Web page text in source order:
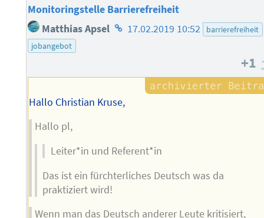
Monitoringstelle Barrierefreiheit
Matthias Apsel Homepage
17.02.2019 10:52
barrierefreiheit
jobangebot
+1
Hallo Christian Kruse,
Hallo pl,
Leiter*in und Referent*in
Das ist ein fürchterliches Deutsch was da
praktiziert wird!
Wenn man das Deutsch anderer Leute kritisiert,